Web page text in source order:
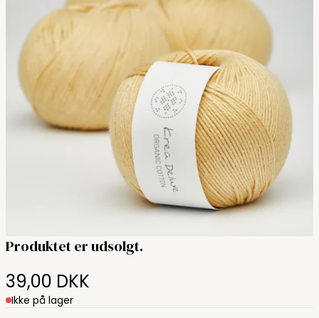
Produktet er udsolgt.
39,00 DKK
Ikke på lager